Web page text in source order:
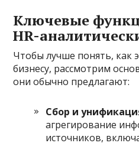
Ключевые
HR-
Чтобы лучше понять, как
бизнесу, рассмотрим
они обычно предлагают:
Сбор и
агрегирование
источников,